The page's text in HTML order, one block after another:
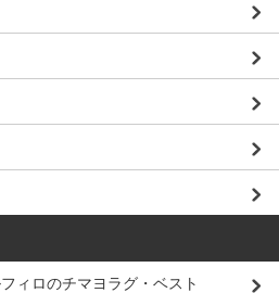
ィロのチマヨラグ・ベスト